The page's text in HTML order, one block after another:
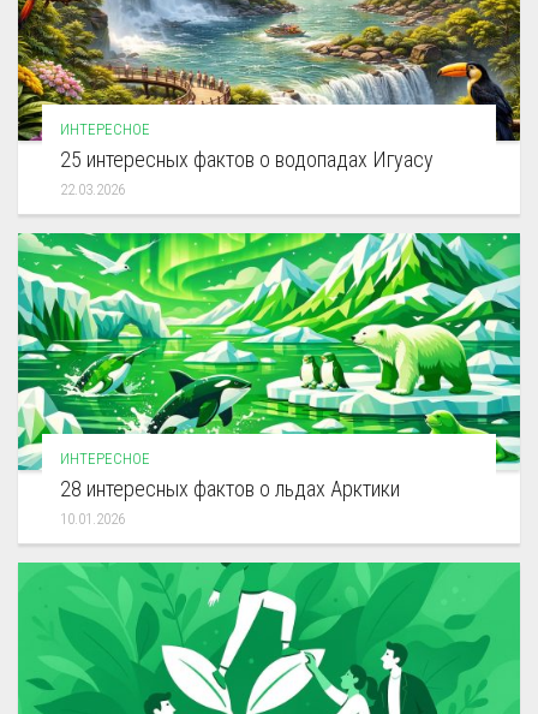
ИНТЕРЕСНОЕ
25 интересных фактов о водопадах Игуасу
22.03.2026
ИНТЕРЕСНОЕ
28 интересных фактов о льдах Арктики
10.01.2026